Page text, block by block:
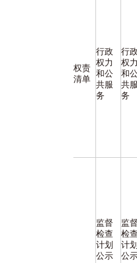
权责
清单
行政
权力
和公
共服
务
行
权
和
共
务
监督
检查
计划
公示
监
检
计
公